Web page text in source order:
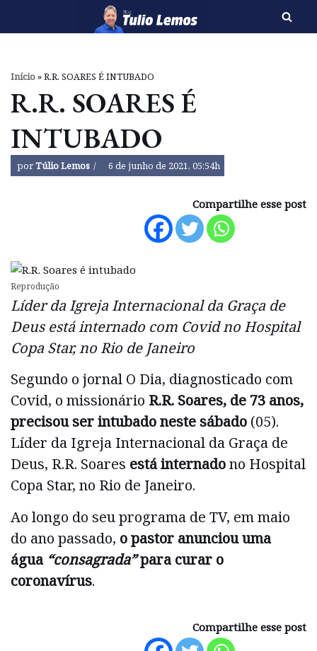
o
Início»R.R. SOARES É INTUBADO
R.R. SOARES É
INTUBADO
porTúlio Lemos 6 de junho de 2021, 05:54h
Compartilhe esse post
Reprodução
Líder da Igreja Internacional da Graça de
Deus está internado com Covid no Hospital
Copa Star, no Rio de Janeiro
Segundo o jornal O Dia, diagnosticado com
Covid, o missionário R.R. Soares, de 73 anos,
precisou ser intubado neste sábado (05).
Líder da Igreja Internacional da Graça de
Deus, R.R. Soares está internadono Hospital
Copa Star, no Rio de Janeiro.
Ao longo do seu programa de TV, em maio
do ano passado, o pastor anunciou uma
água“consagrada”para curar o
coronavírus.
Compartilhe esse post